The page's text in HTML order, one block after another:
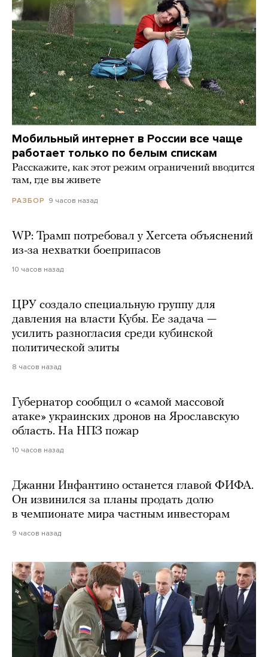
Мобильный интернет в России все чаще
работает только по белым спискам
Расскажите, как этот режим ограничений вводится
там, где вы живете
РАЗБОР 9 часов назад
WP: Трамп потребовал у Хегсета объяснений
из-за нехватки боеприпасов
10 часов назад
ЦРУ создало специальную группу для
давления на власти Кубы. Ее задача —
усилить разногласия среди кубинской
политической элиты
8 часов назад
Губернатор сообщил о «самой массовой
атаке» украинских дронов на Ярославскую
область. На НПЗ пожар
10 часов назад
Джанни Инфантино останется главой ФИФА.
Он извинился за планы продать долю
в чемпионате мира частным инвесторам
9 часов назад